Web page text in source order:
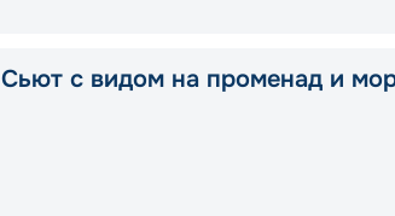
Сьют с видом на променад и